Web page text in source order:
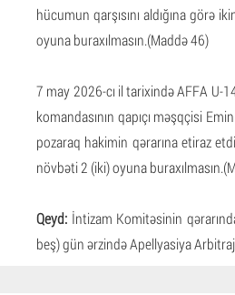
hücumun qarşısını aldığına görə
oyuna buraxılmasın.(Maddə 46)
7 may 2026-cı il tarixində AFFA U-
komandasının qapıçı məşqçisi
pozaraq hakimin qərarına etiraz
növbəti 2 (iki) oyuna
Qeyd: İntizam Komitəsinin
beş) gün ərzində Apellyasiya